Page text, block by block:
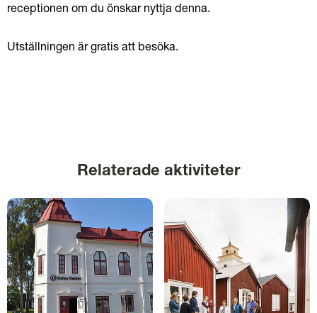
receptionen om du önskar nyttja denna.
Utställningen är gratis att besöka.
Relaterade aktiviteter